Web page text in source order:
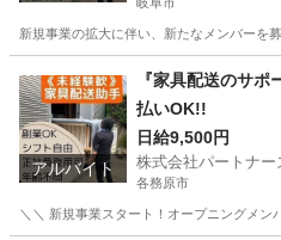
新規事業の拡大に伴い、新たなメンバーを
配送 岐阜 各
アルバイト
『家具配送のサ
払いOK!!
日給9,500円
株式会社パートナー
各務原市
＼＼ 新規事業スタート！オープニングメ